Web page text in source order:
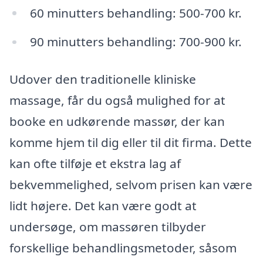
60 minutters behandling: 500-700 kr.
90 minutters behandling: 700-900 kr.
Udover den traditionelle kliniske
massage, får du også mulighed for at
booke en udkørende massør, der kan
komme hjem til dig eller til dit firma. Dette
kan ofte tilføje et ekstra lag af
bekvemmelighed, selvom prisen kan være
lidt højere. Det kan være godt at
undersøge, om massøren tilbyder
forskellige behandlingsmetoder, såsom